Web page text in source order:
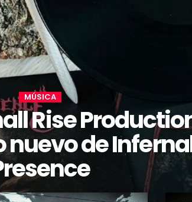
MÚSICA
Rise
nuevo de